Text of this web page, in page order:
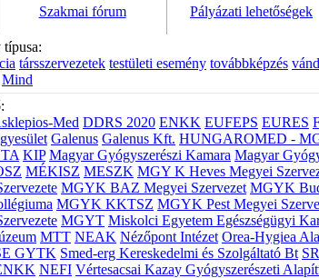
Szakmai fórum Pályázati lehetőségek
típusa:
társszervezetek testületi esemény továbbképzés
Mind
Med DDRS 2020 ENKK EUFEPS EURES
Galenus Galenus Kft. HUNGAROMED -
KIP Magyar Gyógyszerészi Kamara Magyar
MÉKISZ MESZK MGY K Heves Megyei
MGYK BAZ Megyei Szervezet MGYK
MGYK KKTSZ MGYK Pest Megyei
MGYT Miskolci Egyetem Egészségügyi
MTT NEAK Nézőpont Intézet Orea-Hygiea
GYTK Smed-erg Kereskedelmi és Szolgáltató Bt
NEFI Vértesacsai Kazay Gyógyszerészeti